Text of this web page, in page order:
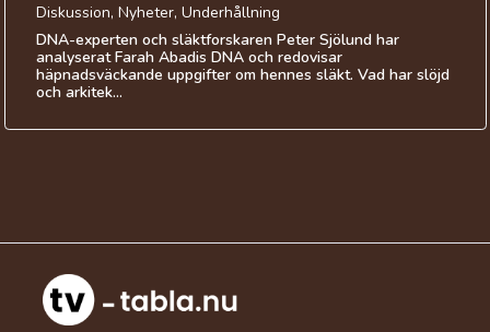
Diskussion, Nyheter, Underhållning
DNA-experten och släktforskaren Peter Sjölund har
analyserat Farah Abadis DNA och redovisar
häpnadsväckande uppgifter om hennes släkt. Vad har slöjd
och arkitek...